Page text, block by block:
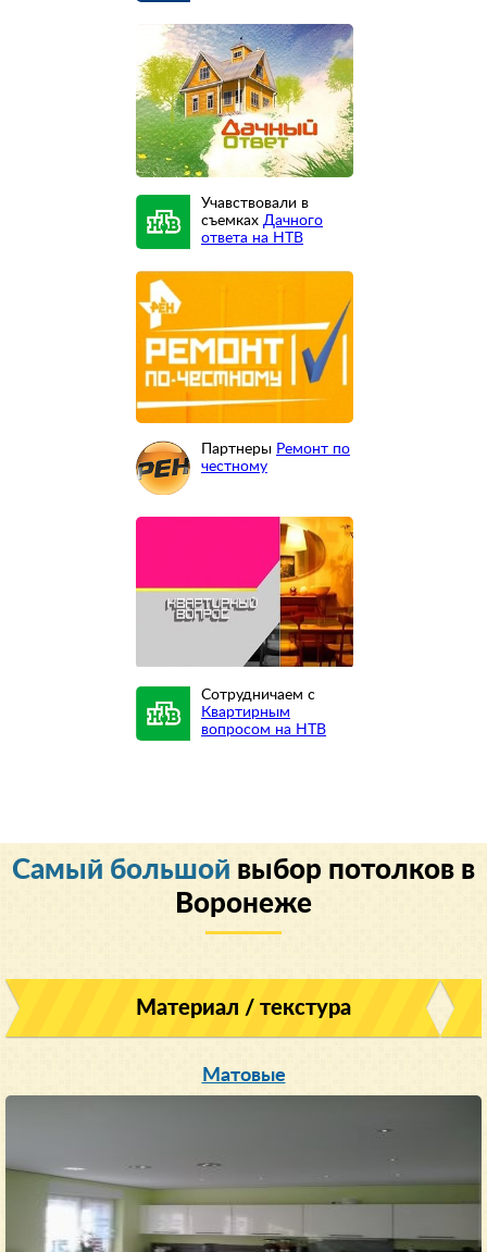
Учавствовали в
съемках Дачного
ответа на НТВ
Партнеры Ремонт по
честному
Сотрудничаем с
Квартирным
вопросом на НТВ
Cамый большой выбор потолков в
Воронеже
Материал / текстура
Матовые